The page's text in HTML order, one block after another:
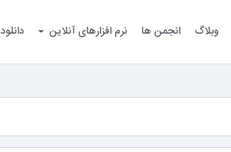
وبلاگ انجمن ها نرم افزارهای آنلاین دانلود